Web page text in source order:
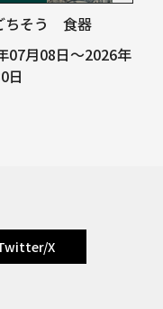
ちそう 食器
07月08日～2026年
日
X